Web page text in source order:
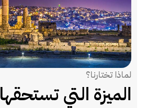
لماذا تختارنا؟
الميزة التي تستحقها